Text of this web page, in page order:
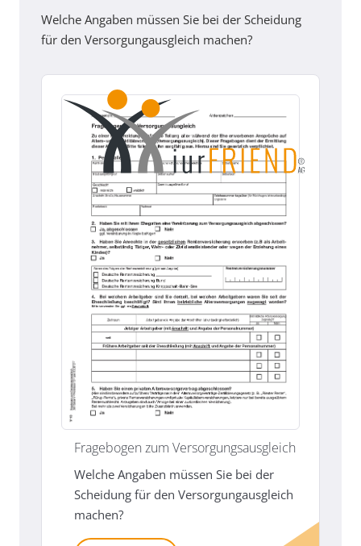
Welche Angaben müssen Sie bei der Scheidung
für den Versorgungausgleich machen?
Fragebogen zum Versorgungsausgleich
Welche Angaben müssen Sie bei der
Scheidung für den Versorgungausgleich
machen?